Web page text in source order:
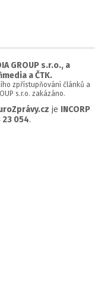
GROUP s.r.o., a
a ČTK.
zpřístupňování článků a
s.r.o. zakázáno.
je INCORP
23 054.